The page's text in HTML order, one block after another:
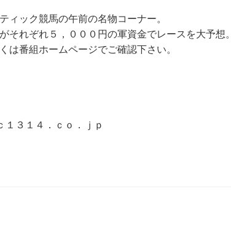
ック競馬の午前の名物コーナー。
それぞれ５，０００円の軍資金でレースを大予想。
は番組ホームページでご確認下さい。
３１４．ｃｏ．ｊｐ